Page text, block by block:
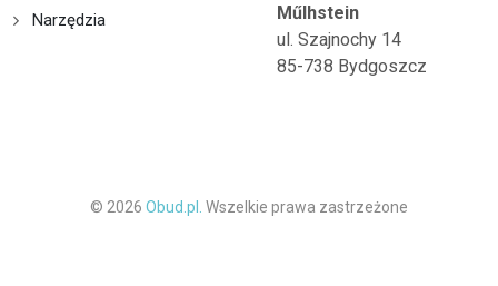
Narzędzia
Műlhstein
ul. Szajnochy 14
85-738 Bydgoszcz
© 2026 Obud.pl. Wszelkie prawa zastrzeżone